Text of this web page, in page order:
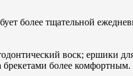
более тщательной
воск; ершики
брекетами более комфортным.